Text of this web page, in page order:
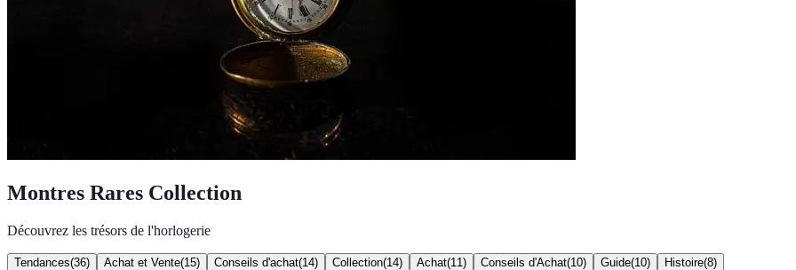
Montres Rares Collection
Découvrez les trésors de l'horlogerie
Tendances(36) Achat et Vente(15) Conseils d'achat(14) Collection(14) Achat(11 ) Conseils d'Achat(10) Guide(10) Histoire(8)